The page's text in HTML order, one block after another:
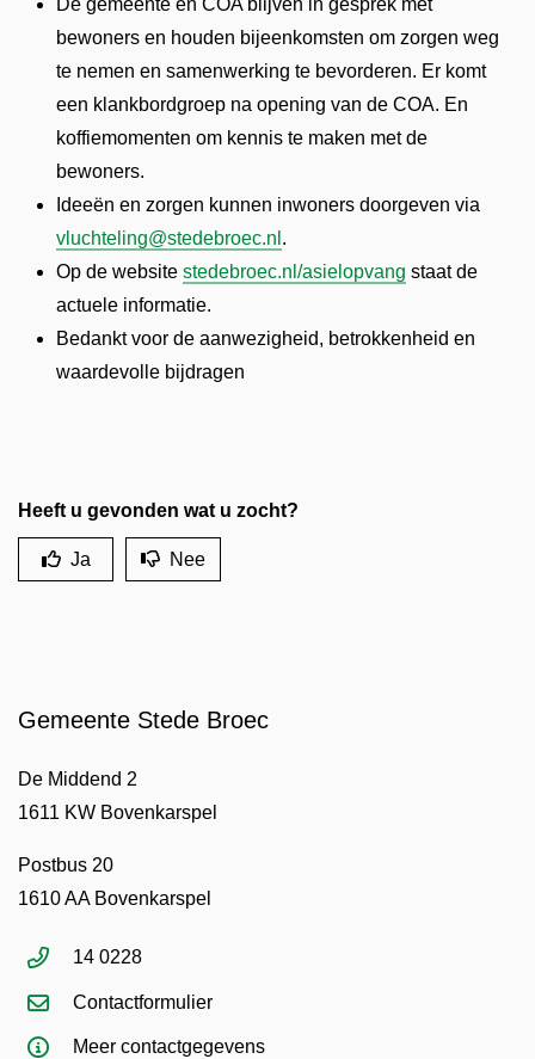
De gemeente en COA blijven in gesprek met
bewoners en houden bijeenkomsten om zorgen weg
te nemen en samenwerking te bevorderen. Er komt
een klankbordgroep na opening van de COA. En
koffiemomenten om kennis te maken met de
bewoners.
Ideeën en zorgen kunnen inwoners doorgeven via
vluchteling@stedebroec.nl .
Op de website stedebroec.nl/asielopvang staat de
actuele informatie.
Bedankt voor de aanwezigheid, betrokkenheid en
waardevolle bijdragen
Heeft u gevonden wat u zocht?
Ja Nee
Gemeente Stede Broec
De Middend 2
1611 KW Bovenkarspel
Postbus 20
1610 AA Bovenkarspel
14 0228
Contactformulier
Meer contactgegevens